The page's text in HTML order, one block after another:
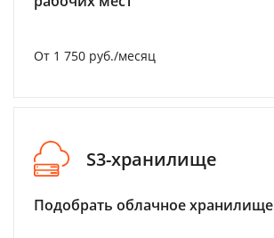
От 1 750 руб./месяц
S3-хранилище
Подобрать облачное хранилище